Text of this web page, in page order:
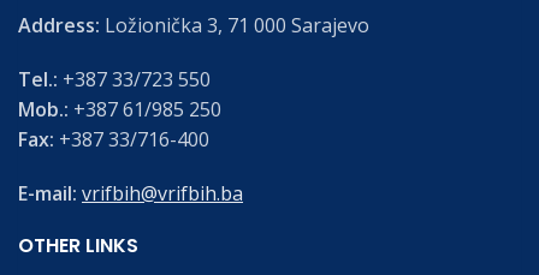
Address: Ložionička 3, 71 000 Sarajevo
Tel.: +387 33/723 550
Mob.: +387 61/985 250
Fax: +387 33/716-400
E-mail: vrifbih@vrifbih.ba
OTHER LINKS